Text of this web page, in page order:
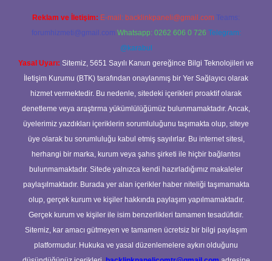
Reklam ve İletişim: E-mail: backlinkpaneli@gmail.com Teams:
forumhizmeti@gmail.com Whatsapp: 0262 606 0 726 Telegram:
@karabul
Yasal Uyarı: Sitemiz, 5651 Sayılı Kanun gereğince Bilgi Teknolojileri ve
İletişim Kurumu (BTK) tarafından onaylanmış bir Yer Sağlayıcı olarak
hizmet vermektedir. Bu nedenle, sitedeki içerikleri proaktif olarak
denetleme veya araştırma yükümlülüğümüz bulunmamaktadır. Ancak,
üyelerimiz yazdıkları içeriklerin sorumluluğunu taşımakta olup, siteye
üye olarak bu sorumluluğu kabul etmiş sayılırlar. Bu internet sitesi,
herhangi bir marka, kurum veya şahıs şirketi ile hiçbir bağlantısı
bulunmamaktadır. Sitede yalnızca kendi hazırladığımız makaleler
paylaşılmaktadır. Burada yer alan içerikler haber niteliği taşımamakta
olup, gerçek kurum ve kişiler hakkında paylaşım yapılmamaktadır.
Gerçek kurum ve kişiler ile isim benzerlikleri tamamen tesadüfidir.
Sitemiz, kar amacı gütmeyen ve tamamen ücretsiz bir bilgi paylaşım
platformudur. Hukuka ve yasal düzenlemelere aykırı olduğunu